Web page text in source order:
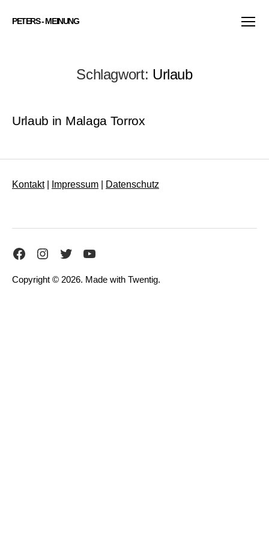
PETERS - MEINUNG
Schlagwort: Urlaub
Urlaub in Malaga Torrox
Kontakt| Impressum Datenschutz
Copyright © 2026. Made with Twentig.
FacebookInstagramTwitterYouTube